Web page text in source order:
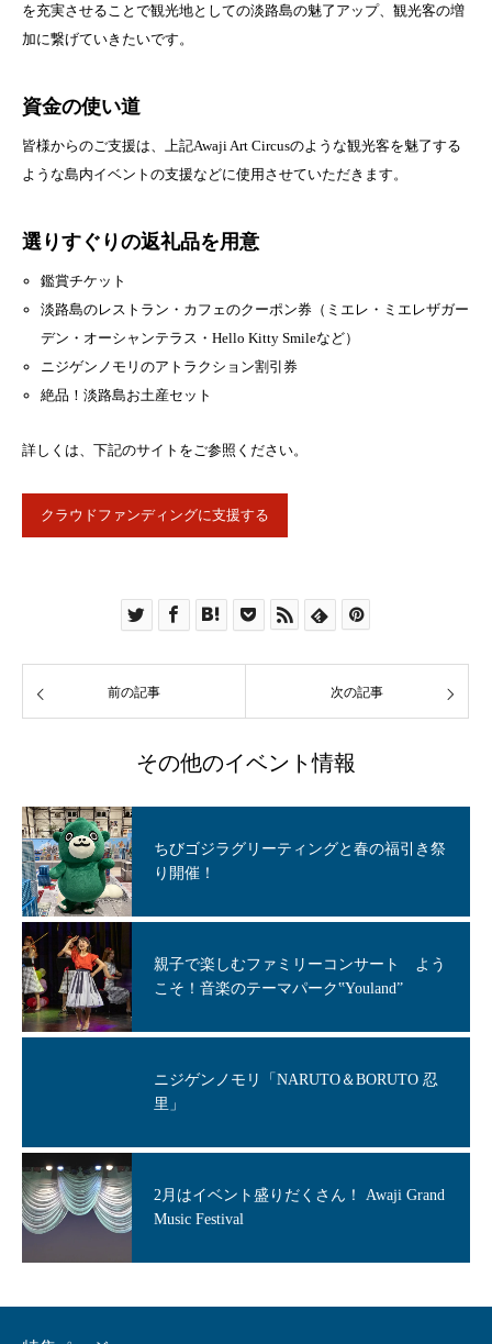
を充実させることで観光地としての淡路島の魅了アップ、観光客の増
加に繋げていきたいです。
資金の使い道
皆様からのご支援は、上記Awaji Art Circusのような観光客を魅了する
ような島内イベントの支援などに使用させていただきます。
選りすぐりの返礼品を用意
鑑賞チケット
淡路島のレストラン・カフェのクーポン券（ミエレ・ミエレザガー
デン・オーシャンテラス・Hello Kitty Smileなど）
ニジゲンノモリのアトラクション割引券
絶品！淡路島お土産セット
詳しくは、下記のサイトをご参照ください。
クラウドファンディングに支援する
前の記事 次の記事
その他のイベント情報
ちびゴジラグリーティングと春の福引き祭
り開催！
親子で楽しむファミリーコンサート よう
こそ！音楽のテーマパーク‟Youland”
ニジゲンノモリ「NARUTO＆BORUTO 忍
里」
2月はイベント盛りだくさん！ Awaji Grand
Music Festival